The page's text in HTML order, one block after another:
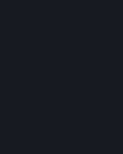
Voor meer uitleg over
Terugbetalingen zijn
titels op Steam weg te
spellen te krijgen. Als